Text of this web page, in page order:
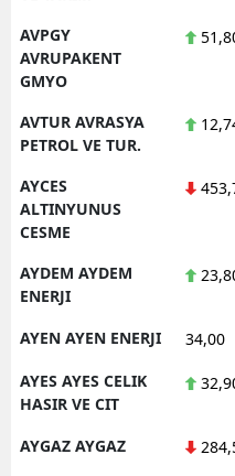
AVPGY
AVRUPAKENT
GMYO
AVTUR AVRASYA
PETROL VE TUR.
AYCES
ALTINYUNUS
CESME
AYDEM AYDEM
ENERJI
AYEN AYEN ENERJI 34,00
AYES AYES CELIK
HASIR VE CIT
AYGAZ AYGAZ